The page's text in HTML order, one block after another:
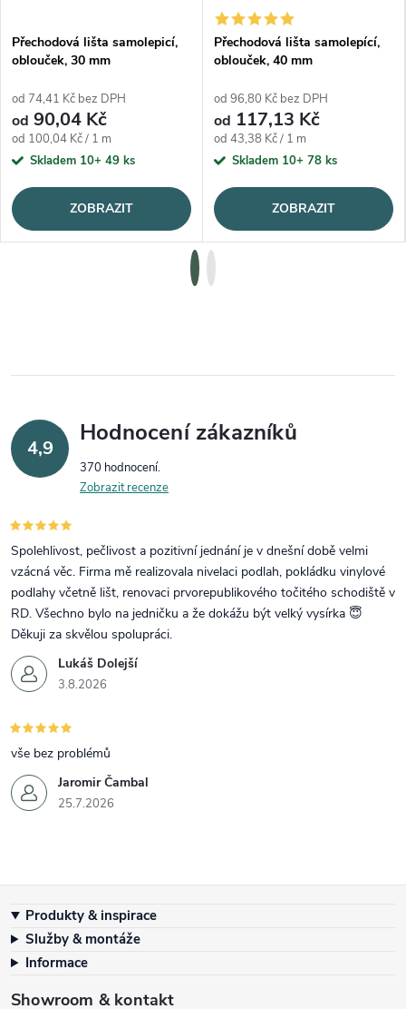
Přechodová lišta samolepicí,
oblouček, 30 mm
od 74,41 Kč bez DPH
od 90,04 Kč
Měrná cena:
od 100,04 Kč / 1 m
Skladem 10+ 49 ks
ZOBRAZIT
Přechodová lišta samolepící,
oblouček, 40 mm
od 96,80 Kč bez DPH
od 117,13 Kč
Měrná cena:
od 43,38 Kč / 1 m
Skladem 10+ 78 ks
ZOBRAZIT
4,9
Hodnocení zákazníků
370 hodnocení
Zobrazit recenze
Lukáš Dolejší
3.8.2026
Spolehlivost, pečlivost a pozitivní jednání je v dnešní době velmi
vzácná věc. Firma mě realizovala nivelaci podlah, pokládku vinylové
podlahy včetně lišt, renovaci prvorepublikového točitého schodiště v
RD. Všechno bylo na jedničku a že dokážu být velký vysírka 😇
Děkuji za skvělou spolupráci.
Jaromir Čambal
25.7.2026
vše bez problémů
Produkty & inspirace
Služby & montáže
Informace
Showroom & kontakt